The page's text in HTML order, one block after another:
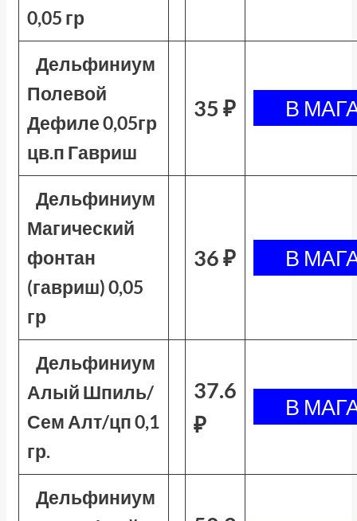
0,05 гр
Дельфиниум
Полевой
Дефиле 0,05гр
цв.п Гавриш
35 ₽
Дельфиниум
Магический
фонтан
(гавриш) 0,05
гр
36 ₽
Дельфиниум
Алый Шпиль/
Сем Алт/цп 0,1
гр.
37.6
₽
Дельфиниум